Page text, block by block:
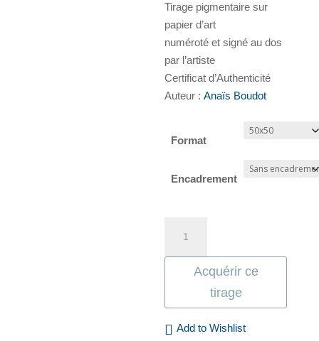
Tirage pigmentaire sur
papier d’art
numéroté et signé au dos
par l’artiste
Certificat d’Authenticité
Auteur :Anaïs Boudot
Format
Encadrement
Sans
Fêlures,
Acquérir ce
tirage
Add to Wishlist